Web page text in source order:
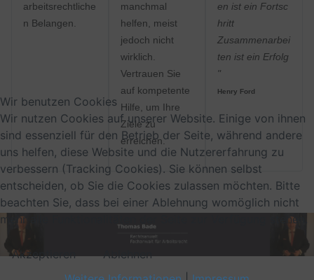
arbeitsrechtliche
n Belangen.
manchmal
helfen, meist
jedoch nicht
wirklich.
Vertrauen Sie
auf kompetente
Hilfe, um Ihre
Ziele zu
erreichen.
en ist ein Fortsc
hritt
Zusammenarbei
ten ist ein Erfolg
"
Henry Ford
Wir benutzen Cookies
Wir nutzen Cookies auf unserer Website. Einige von ihnen
sind essenziell für den Betrieb der Seite, während andere
uns helfen, diese Website und die Nutzererfahrung zu
verbessern (Tracking Cookies). Sie können selbst
entscheiden, ob Sie die Cookies zulassen möchten. Bitte
beachten Sie, dass bei einer Ablehnung womöglich nicht
mehr alle Funktionalitäten der Seite zur Verfügung stehen.
Akzeptieren
Ablehnen